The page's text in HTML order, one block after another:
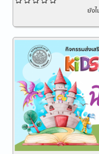
ยัง